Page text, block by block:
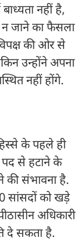
नहीं है,
जाने का फैसला
की ओर से
उन्होंने अपना
नहीं होंगे.
के पहले ही
पद से हटाने के
की संभावना है.
सांसदों को खड़े
अधिकारी
दे सकता है.